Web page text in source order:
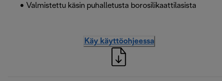
• Valmistettu käsin puhalletusta borosilikaattilasista
Käy käyttöohjeessa